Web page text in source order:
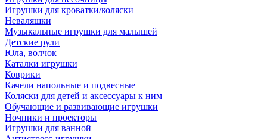
Игрушки для кроватки/коляски
Неваляшки
Музыкальные игрушки для малышей
Детские рули
Юла, волчок
Каталки игрушки
Коврики
Качели напольные и подвесные
Коляски для детей и аксессуары к ним
Обучающие и развивающие игрушки
Ночники и проекторы
Игрушки для ванной